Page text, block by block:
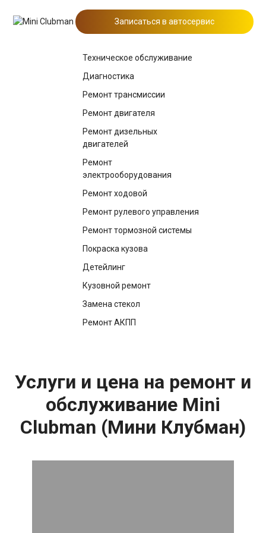
Записаться в автосервис
Техническое обслуживание
Диагностика
Ремонт трансмиссии
Ремонт двигателя
Ремонт дизельных
двигателей
Ремонт
электрооборудования
Ремонт ходовой
Ремонт рулевого управления
Ремонт тормозной системы
Покраска кузова
Детейлинг
Кузовной ремонт
Замена стекол
Ремонт АКПП
Услуги и цена на ремонт и
обслуживание Mini
Clubman (Мини Клубман)